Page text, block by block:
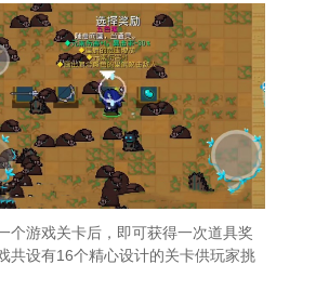
个游戏关卡后，即可获得一次道具奖
共设有16个精心设计的关卡供玩家挑